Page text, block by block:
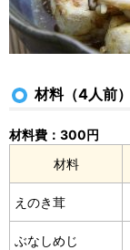
材料（4人前）
材料費：300円
材料
えのき茸
ぶなしめじ